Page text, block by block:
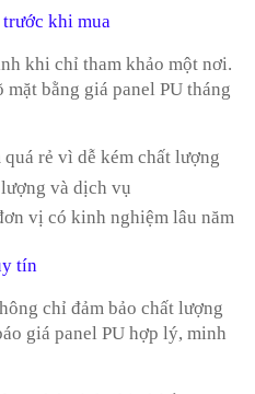
trước khi mua
khi chỉ tham khảo một nơi.
bằng giá panel PU tháng
rẻ vì dễ kém chất lượng
và dịch vụ
vị có kinh nghiệm lâu năm
tín
chỉ đảm bảo chất lượng
giá panel PU hợp lý, minh